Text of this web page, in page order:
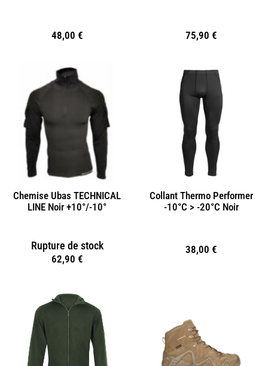
48,00 € 75,90 €
Chemise Ubas TECHNICAL
LINE Noir +10°/-10°
Rupture de stock
62,90 €
Collant Thermo Performer
-10°C > -20°C Noir
38,00 €